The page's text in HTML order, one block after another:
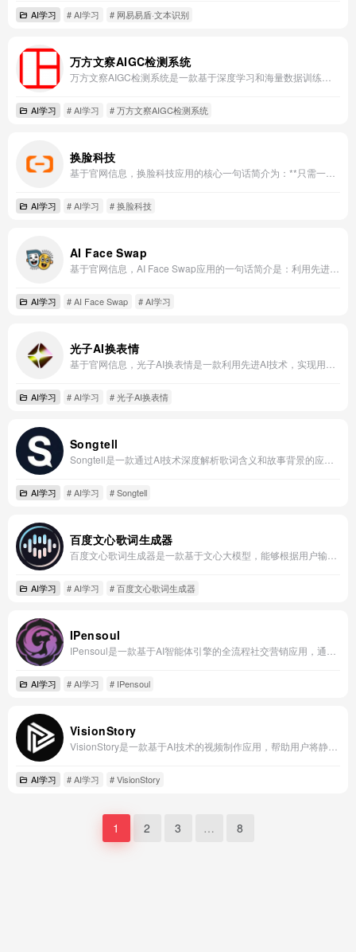
AI学习 # AI学习 # 网易易盾·文本识别
万方文察AIGC检测系统
AI学习 # AI学习 # 万方文察AIGC检测系统
换脸科技
AI学习 # AI学习 # 换脸科技
AI Face Swap
AI学习 # AI Face Swap # AI学习
光子AI换表情
AI学习 # AI学习 # 光子AI换表情
Songtell
AI学习 # AI学习 # Songtell
百度文心歌词生成器
AI学习 # AI学习 # 百度文心歌词生成器
IPensoul
AI学习 # AI学习 # IPensoul
VisionStory
AI学习 # AI学习 # VisionStory
1 2 3 … 8